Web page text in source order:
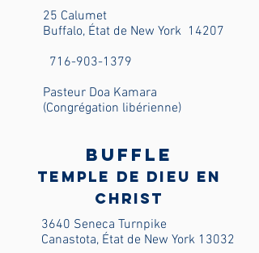
25 Calumet
Buffalo, État de New York 14207
716-903-1379
Pasteur Doa Kamara
(Congrégation libérienne)
Buffle
Temple de Dieu en
Christ
3640 Seneca Turnpike
Canastota, État de New York 13032